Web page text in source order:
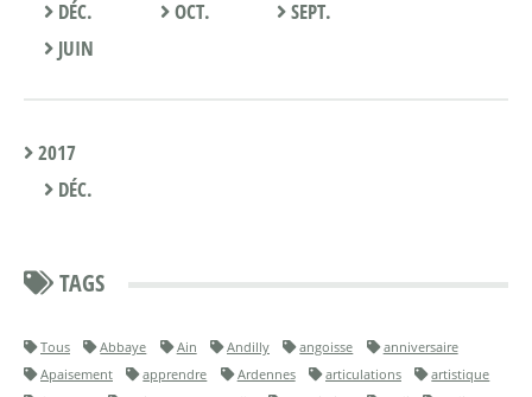
DÉC.
OCT.
SEPT.
JUIN
2017
DÉC.
TAGS
Tous Abbaye Ain Andilly angoisse
anniversaire
Apaisement
apprendre Ardennes articulations
artistique